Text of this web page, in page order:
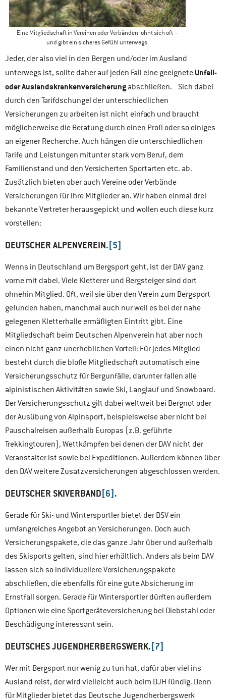
Eine Mitgliedschaft in Vereinen oder Verbänden lohnt sich oft –
und gibt ein sicheres Gefühl unterwegs.
Jeder, der also viel in den Bergen und/oder im Ausland
unterwegs ist, sollte daher auf jeden Fall eine geeignete Unfall-
oder Auslandskrankenversicherung abschließen. Sich dabei
durch den Tarifdschungel der unterschiedlichen
Versicherungen zu arbeiten ist nicht einfach und braucht
möglicherweise die Beratung durch einen Profi oder so einiges
an eigener Recherche. Auch hängen die unterschiedlichen
Tarife und Leistungen mitunter stark vom Beruf, dem
Familienstand und den Versicherten Sportarten etc. ab.
Zusätzlich bieten aber auch Vereine oder Verbände
Versicherungen für ihre Mitglieder an. Wir haben einmal drei
bekannte Vertreter herausgepickt und wollen euch diese kurz
vorstellen:
DEUTSCHER ALPENVEREIN. [5]
Wenns in Deutschland um Bergsport geht, ist der DAV ganz
vorne mit dabei. Viele Kletterer und Bergsteiger sind dort
ohnehin Mitglied. Oft, weil sie über den Verein zum Bergsport
gefunden haben, manchmal auch nur weil es bei der nahe
gelegenen Kletterhalle ermäßigten Eintritt gibt. Eine
Mitgliedschaft beim Deutschen Alpenverein hat aber noch
einen nicht ganz unerheblichen Vorteil: Für jedes Mitglied
besteht durch die bloße Mitgliedschaft automatisch eine
Versicherungsschutz für Bergunfälle, darunter fallen alle
alpinistischen Aktivitäten sowie Ski, Langlauf und Snowboard.
Der Versicherungsschutz gilt dabei weltweit bei Bergnot oder
der Ausübung von Alpinsport, beispielsweise aber nicht bei
Pauschalreisen außerhalb Europas (z.B. geführte
Trekkingtouren), Wettkämpfen bei denen der DAV nicht der
Veranstalter ist sowie bei Expeditionen. Außerdem können über
den DAV weitere Zusatzversicherungen abgeschlossen werden.
DEUTSCHER SKIVERBAND [6] .
Gerade für Ski- und Wintersportler bietet der DSV ein
umfangreiches Angebot an Versicherungen. Doch auch
Versicherungspakete, die das ganze Jahr über und außerhalb
des Skisports gelten, sind hier erhältlich. Anders als beim DAV
lassen sich so individuellere Versicherungspakete
abschließen, die ebenfalls für eine gute Absicherung im
Ernstfall sorgen. Gerade für Wintersportler dürften außerdem
Optionen wie eine Sportgeräteversicherung bei Diebstahl oder
Beschädigung interessant sein.
DEUTSCHES JUGENDHERBERGSWERK. [7]
Wer mit Bergsport nur wenig zu tun hat, dafür aber viel ins
Ausland reist, der wird vielleicht auch beim DJH fündig. Denn
für Mitglieder bietet das Deutsche Jugendherbergswerk